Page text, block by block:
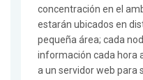
concentración en el
estarán ubicados en
pequeña área; cada
información cada hora
a un servidor web para